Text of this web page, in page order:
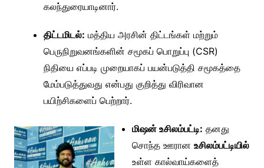
கலந்துரையாடினார்.
திட்டமிடல்: மத்திய அரசின் திட்டங்கள் மற்றும்
பெருநிறுவனங்களின் சமூகப் பொறுப்பு (CSR)
நிதியை எப்படி முறையாகப் பயன்படுத்தி சமூகத்தை
மேம்படுத்துவது என்பது குறித்து விரிவான
பயிற்சிகளைப் பெற்றார்.
மிஷன் உசிலம்பட்டி: தனது
சொந்த ஊரான உசிலம்பட்டியில்
உள்ள கால்வாய்களைத்